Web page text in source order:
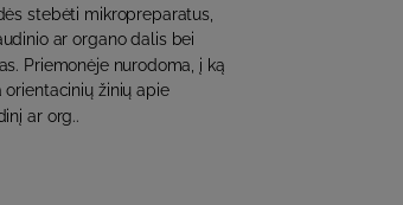
stebėti mikropreparatus,
ar organo dalis bei
Priemonėje nurodoma, į ką
žinių apie
ar org..